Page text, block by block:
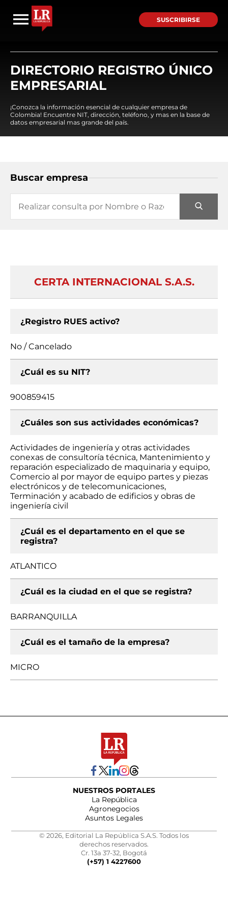
SUSCRIBIRSE
DIRECTORIO REGISTRO ÚNICO
EMPRESARIAL
¡Conozca la información esencial de cualquier empresa de
Colombia! Encuentre NIT, dirección, teléfono, y mas en la base de
datos empresarial mas grande del país.
Buscar empresa
CERTA INTERNACIONAL S.A.S.
¿Registro RUES activo?
No / Cancelado
¿Cuál es su NIT?
900859415
¿Cuáles son sus actividades económicas?
Actividades de ingeniería y otras actividades
conexas de consultoría técnica, Mantenimiento y
reparación especializado de maquinaria y equipo,
Comercio al por mayor de equipo partes y piezas
electrónicos y de telecomunicaciones,
Terminación y acabado de edificios y obras de
ingeniería civil
¿Cuál es el departamento en el que se
registra?
ATLANTICO
¿Cuál es la ciudad en el que se registra?
BARRANQUILLA
¿Cuál es el tamaño de la empresa?
MICRO
NUESTROS PORTALES
La República
Agronegocios
Asuntos Legales
© 2026, Editorial La República S.A.S. Todos los
derechos reservados.
Cr. 13a 37-32, Bogotá
(+57) 1 4227600